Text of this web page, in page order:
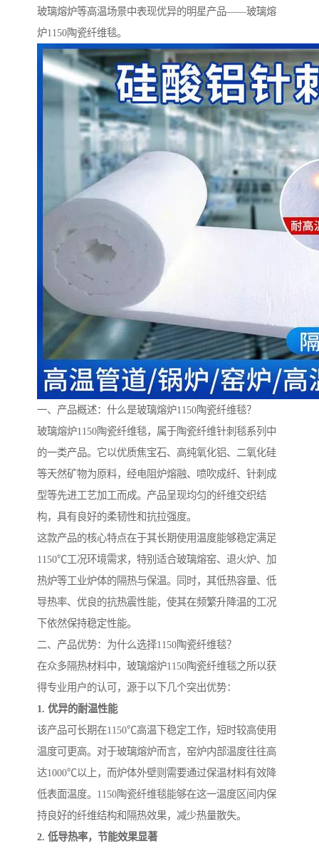
玻璃熔炉等高温场景中表现优异的明星产品——玻璃熔
炉1150陶瓷纤维毯。
一、产品概述：什么是玻璃熔炉1150陶瓷纤维毯？
玻璃熔炉1150陶瓷纤维毯，属于陶瓷纤维针刺毯系列中
的一类产品。它以优质焦宝石、高纯氧化铝、二氧化硅
等天然矿物为原料，经电阻炉熔融、喷吹成纤、针刺成
型等先进工艺加工而成。产品呈现均匀的纤维交织结
构，具有良好的柔韧性和抗拉强度。
这款产品的核心特点在于其长期使用温度能够稳定满足
1150℃工况环境需求，特别适合玻璃熔窑、退火炉、加
热炉等工业炉体的隔热与保温。同时，其低热容量、低
导热率、优良的抗热震性能，使其在频繁升降温的工况
下依然保持稳定性能。
二、产品优势：为什么选择1150陶瓷纤维毯？
在众多隔热材料中，玻璃熔炉1150陶瓷纤维毯之所以获
得专业用户的认可，源于以下几个突出优势：
1. 优异的耐温性能
该产品可长期在1150℃高温下稳定工作，短时较高使用
温度可更高。对于玻璃熔炉而言，窑炉内部温度往往高
达1000℃以上，而炉体外壁则需要通过保温材料有效降
低表面温度。1150陶瓷纤维毯能够在这一温度区间内保
持良好的纤维结构和隔热效果，减少热量散失。
2. 低导热率，节能效果显著